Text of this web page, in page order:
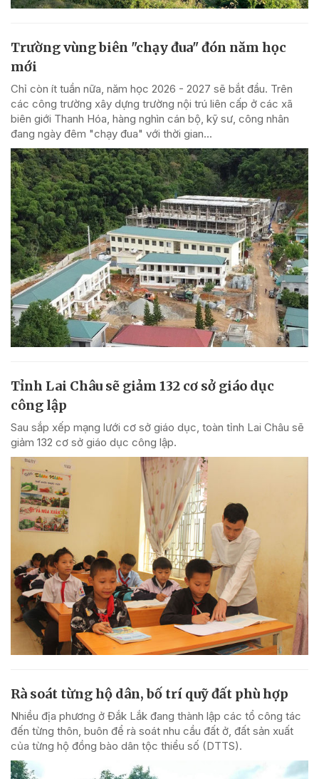
Trường vùng biên "chạy đua" đón năm học
mới
Chỉ còn ít tuần nữa, năm học 2026 - 2027 sẽ bắt đầu. Trên
các công trường xây dựng trường nội trú liên cấp ở các xã
biên giới Thanh Hóa, hàng nghìn cán bộ, kỹ sư, công nhân
đang ngày đêm "chạy đua" với thời gian...
Tỉnh Lai Châu sẽ giảm 132 cơ sở giáo dục
công lập
Sau sắp xếp mạng lưới cơ sở giáo dục, toàn tỉnh Lai Châu sẽ
giảm 132 cơ sở giáo dục công lập.
Rà soát từng hộ dân, bố trí quỹ đất phù hợp
Nhiều địa phương ở Đắk Lắk đang thành lập các tổ công tác
đến từng thôn, buôn để rà soát nhu cầu đất ở, đất sản xuất
của từng hộ đồng bào dân tộc thiểu số (DTTS).